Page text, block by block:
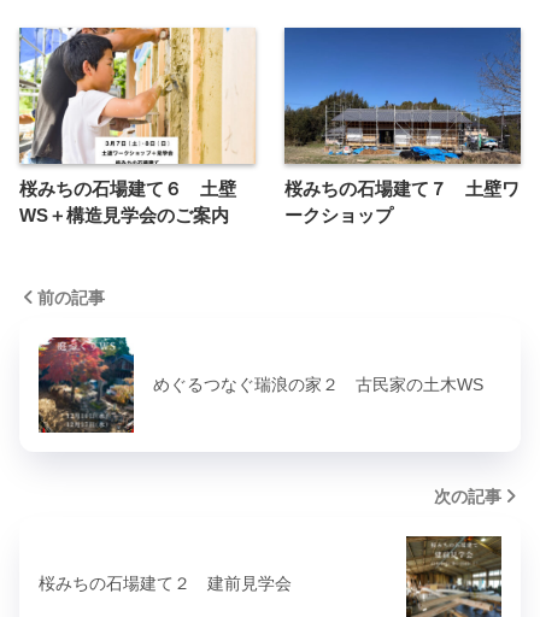
桜みちの石場建て６ 土壁
WS＋構造見学会のご案内
桜みちの石場建て７ 土壁ワ
ークショップ
前の記事
めぐるつなぐ瑞浪の家２ 古民家の土木WS
次の記事
桜みちの石場建て２ 建前見学会